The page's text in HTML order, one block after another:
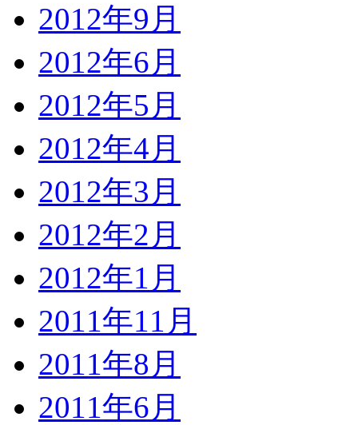
2012年9月
2012年6月
2012年5月
2012年4月
2012年3月
2012年2月
2012年1月
2011年11月
2011年8月
2011年6月